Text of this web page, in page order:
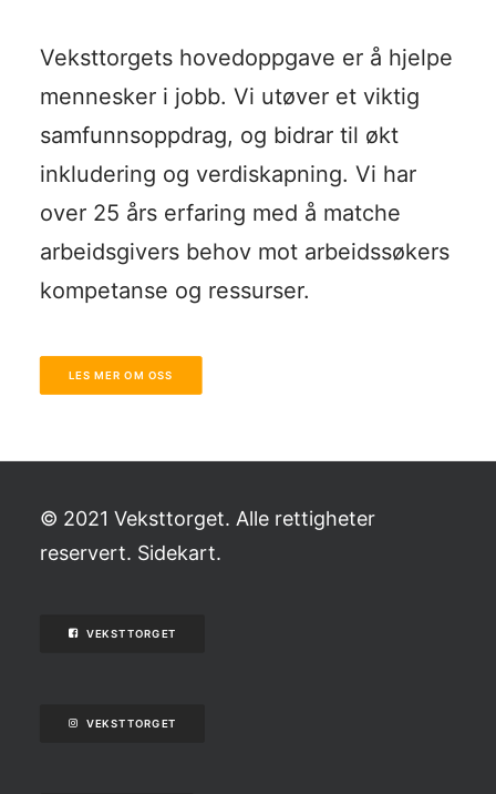
Veksttorgets hovedoppgave er å hjelpe
mennesker i jobb. Vi utøver et viktig
samfunnsoppdrag, og bidrar til økt
inkludering og verdiskapning. Vi har
over 25 års erfaring med å matche
arbeidsgivers behov mot arbeidssøkers
kompetanse og ressurser.
LES MER OM OSS
© 2021 Veksttorget. Alle rettigheter
reservert. Sidekart.
VEKSTTORGET
VEKSTTORGET